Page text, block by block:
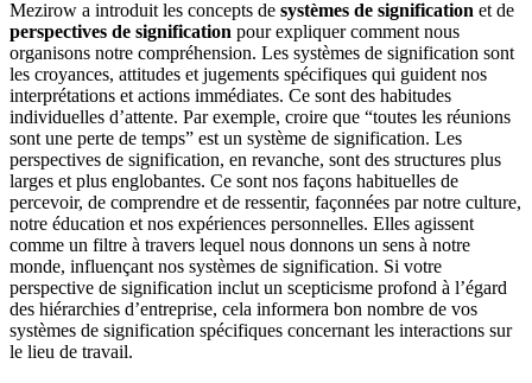
Mezirow a introduit les concepts de systèmes de signification et de
perspectives de signification pour expliquer comment nous
organisons notre compréhension. Les systèmes de signification sont
les croyances, attitudes et jugements spécifiques qui guident nos
interprétations et actions immédiates. Ce sont des habitudes
individuelles d’attente. Par exemple, croire que “toutes les réunions
sont une perte de temps” est un système de signification. Les
perspectives de signification, en revanche, sont des structures plus
larges et plus englobantes. Ce sont nos façons habituelles de
percevoir, de comprendre et de ressentir, façonnées par notre culture,
notre éducation et nos expériences personnelles. Elles agissent
comme un filtre à travers lequel nous donnons un sens à notre
monde, influençant nos systèmes de signification. Si votre
perspective de signification inclut un scepticisme profond à l’égard
des hiérarchies d’entreprise, cela informera bon nombre de vos
systèmes de signification spécifiques concernant les interactions sur
le lieu de travail.